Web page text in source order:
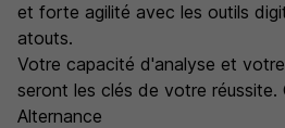
et forte agilité avec les outils
atouts.
Votre capacité d'analyse et
seront les clés de votre réussite.
Alternance